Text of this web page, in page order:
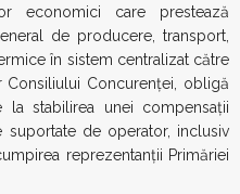
economici care prestează
de producere, transport,
în sistem centralizat către
Concurenței, obligă
la stabilirea unei compensații
de operator, inclusiv
reprezentanții Primăriei